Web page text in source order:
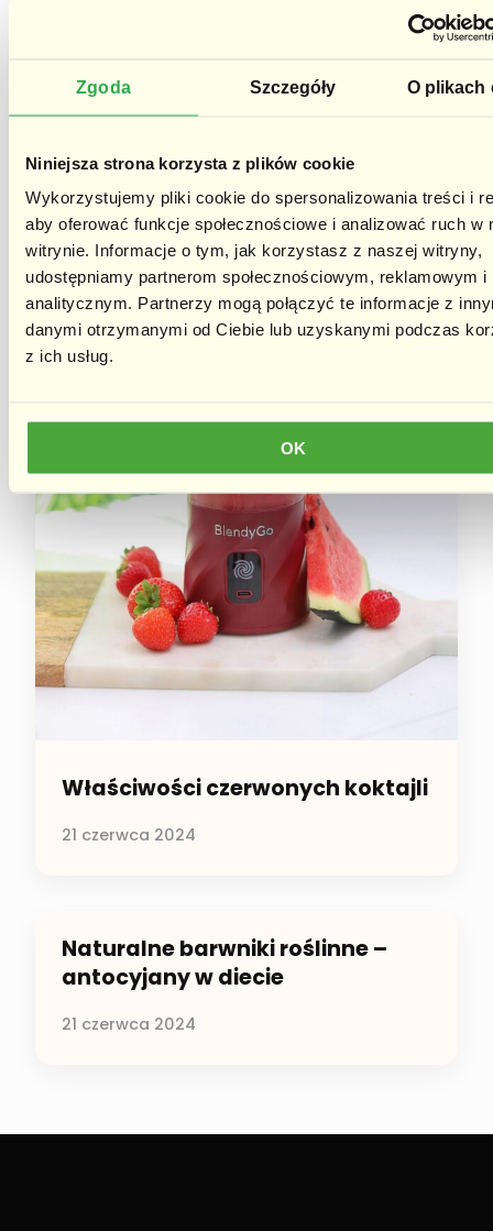
Zgoda Szczegóły O plikach
Niniejsza strona korzysta z plików cookie
Wykorzystujemy pliki cookie do spersonalizowania treści i
aby oferować funkcje społecznościowe i analizować ruch w
witrynie. Informacje o tym, jak korzystasz z naszej witryny,
udostępniamy partnerom społecznościowym, reklamowym i
analitycznym. Partnerzy mogą połączyć te informacje z
danymi otrzymanymi od Ciebie lub uzyskanymi podczas
z ich usług.
OK
Właściwości czerwonych koktajli
21 czerwca 2024
Naturalne barwniki roślinne –
antocyjany w diecie
21 czerwca 2024